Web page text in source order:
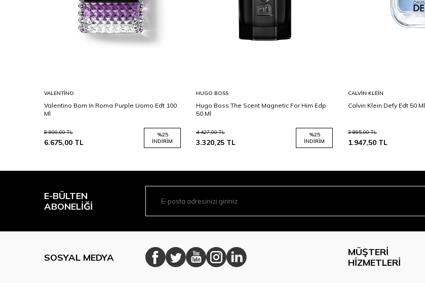
VALENTINO
Valentino Born In Roma Purple Uomo Edt 100
Ml
8.900,00TL
6.675,00 TL
%25
İNDIRIM
HUGO BOSS
Hugo Boss The Scent Magnetic For Him Edp
50 Ml
4.427,00TL
3.320,25 TL
%25
İNDIRIM
CALVIN KLEIN
Calvin Klein Defy Edt 50 Ml
3.895,00TL
1.947,50 TL
E-BÜLTEN
ABONELIĞI
SOSYAL MEDYA
MÜŞTERI
HIZMETLERI